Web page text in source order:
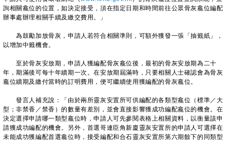
詢相關龕位的位置，如決定接受，須在指定日期和時間前往公眾骨灰龕位編配
辦事處辦理相關手續及繳交費用。」
為鼓勵加放骨灰，申請人若符合相關準則，可額外獲發一張「抽籤紙」，
以增加中籤機會。
至於骨灰安放期，申請人獲編配骨灰龕位後，最初的骨灰安放期為二十
年，期滿後可每十年續期一次。在安放期屆滿時，只要相關人士確認會為骨灰
龕位續期及繳付當時的訂明費用，便可繼續使用獲編配的骨灰龕位。
發言人補充說：「由於兩所靈灰安置所可供編配的各類型龕位（標準／大
型；非禁香／禁香）的數量有差別，並會直接影響獲成功編配龕位的機會。在
決定選擇申請哪一類型龕位時，申請人可先參閱表格上相關資料，以衡量該申
請獲成功編配的機會。另外，首選哥連臣角新廈靈灰安置所的申請人可選擇在
未能成功獲編配首選龕位時，接受編配和合石靈灰安置所第六期餘下的同類型